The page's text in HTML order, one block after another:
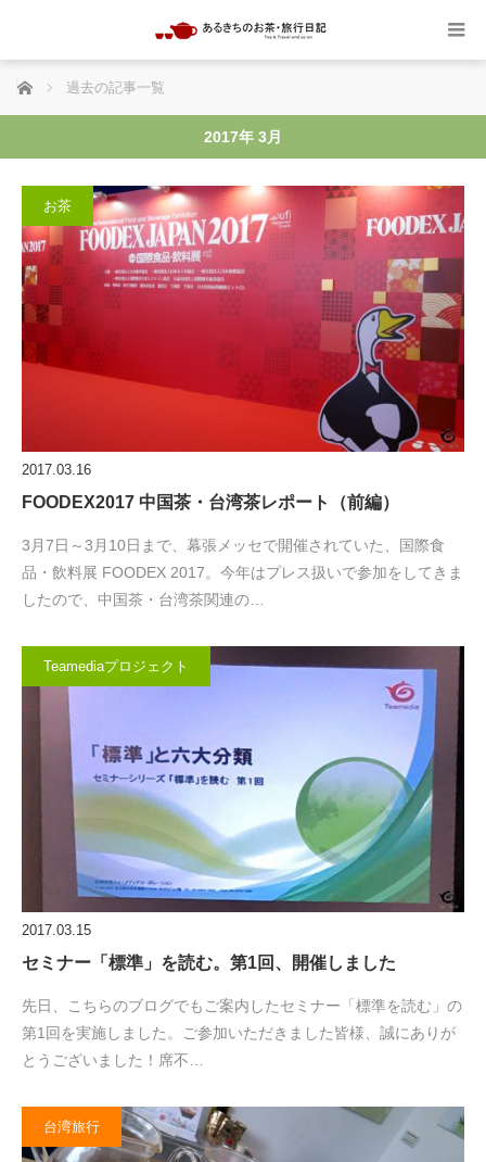
ホーム 過去の記事一覧
2017年 3月
お茶
2017.03.16
FOODEX2017 中国茶・台湾茶レポート（前編）
3月7日～3月10日まで、幕張メッセで開催されていた、国際食
品・飲料展 FOODEX 2017。今年はプレス扱いで参加をしてきま
したので、中国茶・台湾茶関連の…
Teamediaプロジェクト
2017.03.15
セミナー「標準」を読む。第1回、開催しました
先日、こちらのブログでもご案内したセミナー「標準を読む」の
第1回を実施しました。ご参加いただきました皆様、誠にありが
とうございました！席不…
台湾旅行